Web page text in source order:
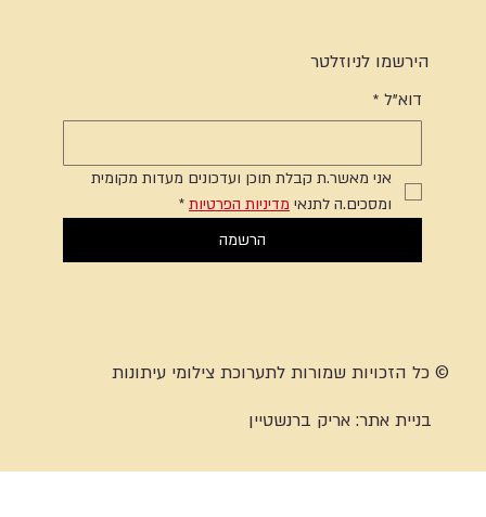
הירשמו לניוזלטר
דוא"ל *
אני מאשר.ת קבלת תוכן ועדכונים מעדות מקומית
ומסכים.ה לתנאי מדיניות הפרטיות *
הרשמה
© כל הזכויות שמורות לתערוכת צילומי עיתונות
בניית אתר:אריק ברנשטיין